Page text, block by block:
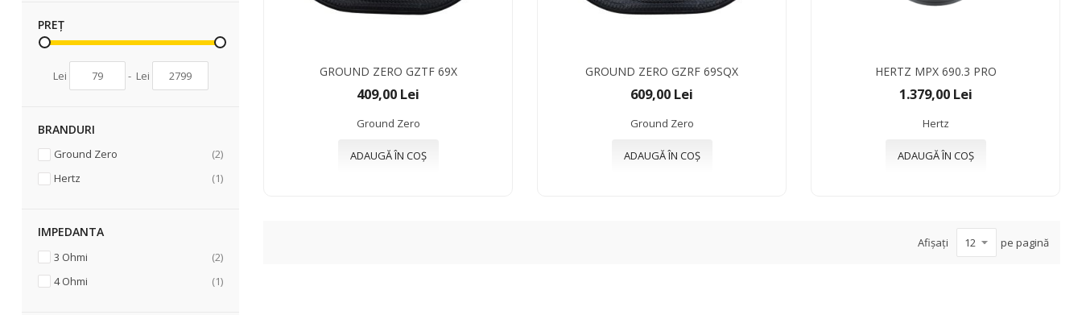
GROUND ZERO GZTF 69X
409,00 Lei
Ground Zero
ADAUGĂ ÎN COȘ
GROUND ZERO GZRF 69SQX
609,00 Lei
Ground Zero
ADAUGĂ ÎN COȘ
HERTZ MPX 690.3 PRO
1.379,00 Lei
Hertz
ADAUGĂ ÎN COȘ
Afișați pe pagină
PREȚ
Lei - Lei
BRANDURI
Ground Zero 2articole
Hertz
1articol
IMPEDANTA
3 Ohmi 2articole
4 Ohmi
1articol